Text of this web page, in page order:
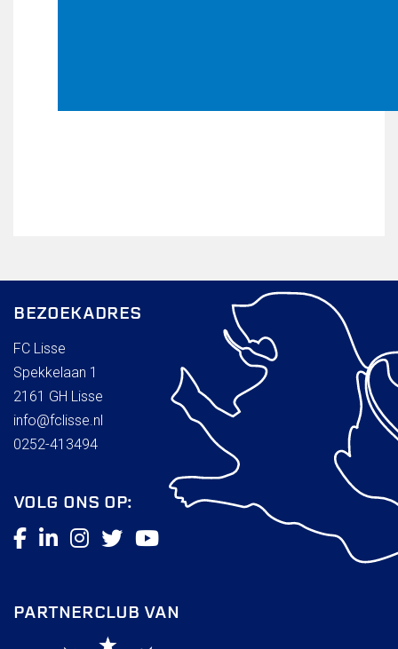
BEZOEKADRES
FC Lisse
Spekkelaan 1
2161 GH Lisse
info@fclisse.nl
0252-413494
VOLG ONS OP:
PARTNERCLUB VAN